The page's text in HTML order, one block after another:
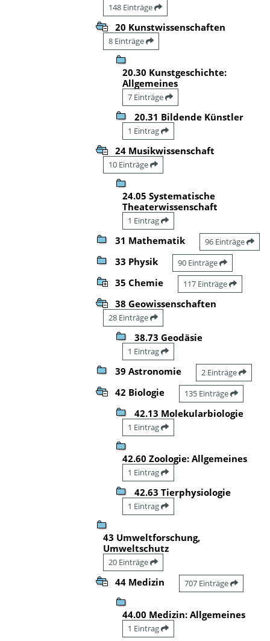
148 Einträge
20 Kunstwissenschaften
8 Einträge
20.30 Kunstgeschichte:
Allgemeines
7 Einträge
20.31 Bildende Künstler
1 Eintrag
24 Musikwissenschaft
10 Einträge
24.05 Systematische
Theaterwissenschaft
1 Eintrag
31 Mathematik 96 Einträge
33 Physik 90 Einträge
35 Chemie 117 Einträge
38 Geowissenschaften
28 Einträge
38.73 Geodäsie
1 Eintrag
39 Astronomie 2 Einträge
42 Biologie 135 Einträge
42.13 Molekularbiologie
1 Eintrag
42.60 Zoologie: Allgemeines
1 Eintrag
42.63 Tierphysiologie
1 Eintrag
43 Umweltforschung,
Umweltschutz
20 Einträge
44 Medizin 707 Einträge
44.00 Medizin: Allgemeines
1 Eintrag